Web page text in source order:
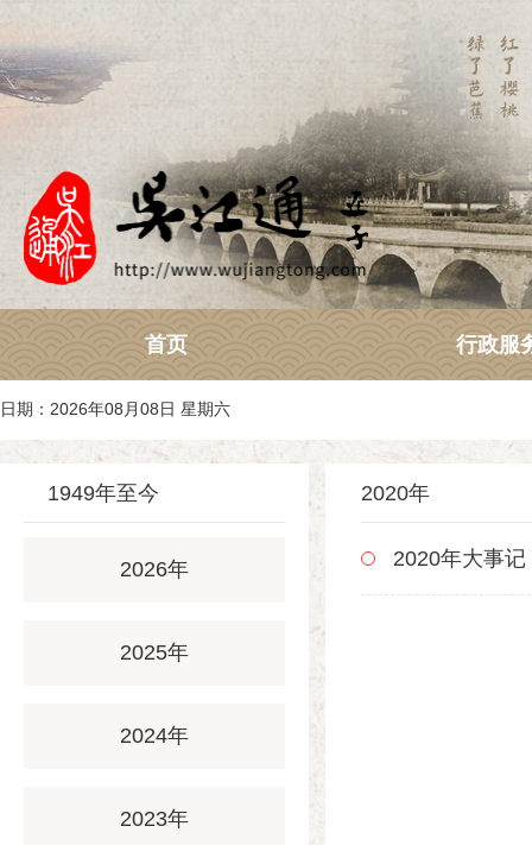
首页 行政服
日期：2026年08月08日 星期六
1949年至今
2026年
2025年
2024年
2023年
2020年
2020年大事记